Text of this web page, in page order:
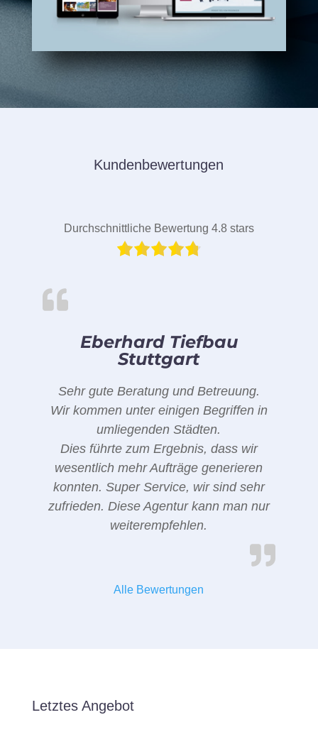
Kundenbewertungen
Durchschnittliche Bewertung 4.8 stars
Eberhard Tiefbau
Stuttgart
Sehr gute Beratung und Betreuung.
Wir kommen unter einigen Begriffen in
umliegenden Städten.
Dies führte zum Ergebnis, dass wir
wesentlich mehr Aufträge generieren
konnten. Super Service, wir sind sehr
zufrieden. Diese Agentur kann man nur
weiterempfehlen.
Alle Bewertungen
Letztes Angebot